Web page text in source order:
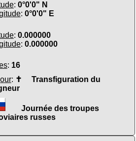
: 0°0'0" N
: 0°0'0" E
: 0.000000
: 0.000000
: 16
: ✝ Transfiguration du
Journée des troupes
russes